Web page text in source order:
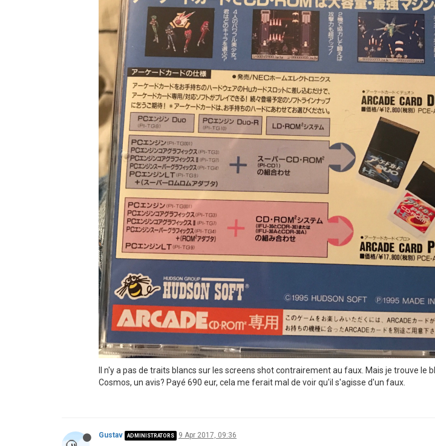
Il n'y a pas de traits blancs sur les screens shot contrairement au faux. Mais je trouve le
Cosmos, un avis? Payé 690 eur, cela me ferait mal de voir qu'il s'agisse d'un faux.
Gustav ADMINISTRATORS 9 Apr 2017, 09:36